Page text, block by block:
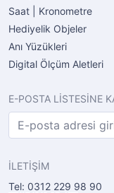
Saat | Kronometre
Hediyelik Objeler
Anı Yüzükleri
Digital Ölçüm Aletleri
E-POSTA LİSTESİNE
İLETİŞİM
Tel: 0312 229 98 90